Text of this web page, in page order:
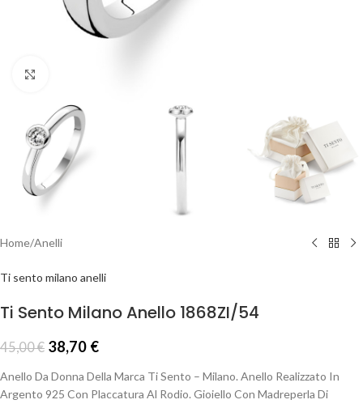
Home/Anelli
Ti sento milano anelli
Ti Sento Milano Anello 1868ZI/54
45,00€ 38,70 €
Anello Da Donna Della Marca Ti Sento – Milano. Anello Realizzato In
Argento 925 Con Placcatura Al Rodio. Gioiello Con Madreperla Di